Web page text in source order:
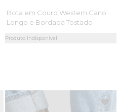
Bota em Couro Western Cano
Longo e Bordada Tostado
Produto Indisponível